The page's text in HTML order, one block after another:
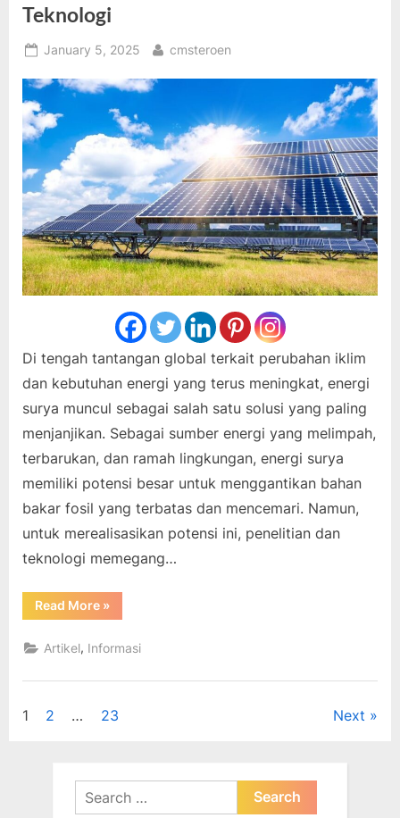
Teknologi
Posted
January 5, 2025 By
cmsteroen
Di tengah tantangan global terkait perubahan iklim
dan kebutuhan energi yang terus meningkat, energi
surya muncul sebagai salah satu solusi yang paling
menjanjikan. Sebagai sumber energi yang melimpah,
terbarukan, dan ramah lingkungan, energi surya
memiliki potensi besar untuk menggantikan bahan
bakar fosil yang terbatas dan mencemari. Namun,
untuk merealisasikan potensi ini, penelitian dan
teknologi memegang…
Read More“Menghadirkan
Solusi
untuk
Energi
melalui
Teknologi”
»
Artikel, Informasi
Posts
1 2 … 23 Next
Search
for: